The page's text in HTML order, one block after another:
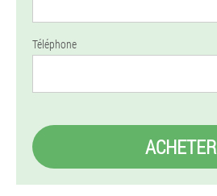
Téléphone
ACHETER